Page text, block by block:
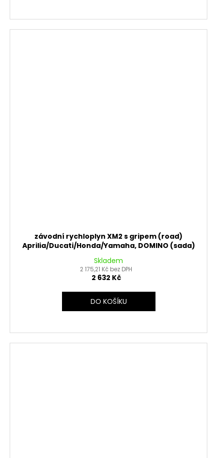
závodní rychloplyn XM2 s gripem (road)
Aprilia/Ducati/Honda/Yamaha, DOMINO (sada)
Skladem
2 175,21 Kč bez DPH
2 632 Kč
DO KOŠÍKU